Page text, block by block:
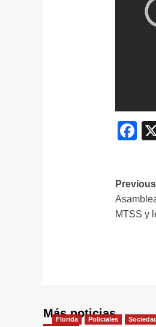
de
MTSS y
Más noticias
Florida Policiales Sociedad